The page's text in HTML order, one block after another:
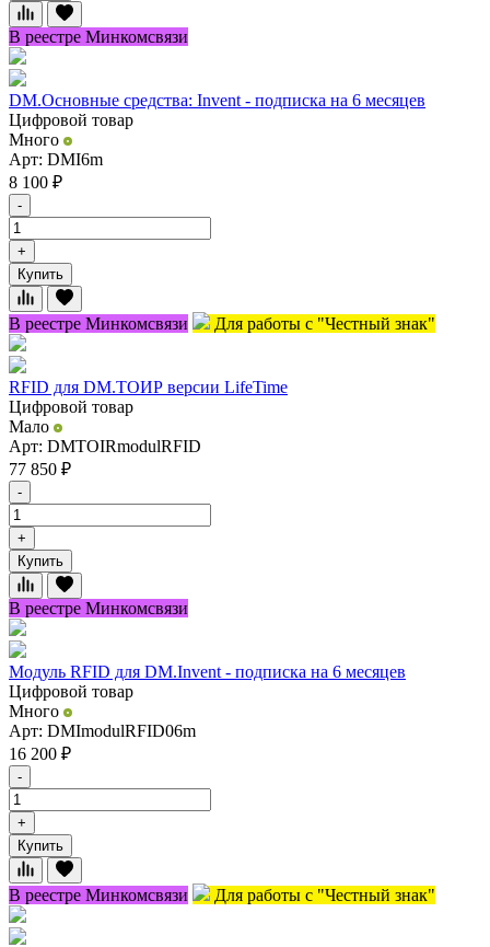
В реестре Минкомсвязи
DM.Основные средства: Invent - подписка на 6 месяцев
Цифровой товар
Много
Арт: DMI6m
8 100 ₽
-
+
Купить
В реестре Минкомсвязи Для работы с "Честный знак"
RFID для DM.ТОИР версии LifeTime
Цифровой товар
Мало
Арт: DMTOIRmodulRFID
77 850 ₽
-
+
Купить
В реестре Минкомсвязи
Модуль RFID для DM.Invent - подписка на 6 месяцев
Цифровой товар
Много
Арт: DMImodulRFID06m
16 200 ₽
-
+
Купить
В реестре Минкомсвязи Для работы с "Честный знак"